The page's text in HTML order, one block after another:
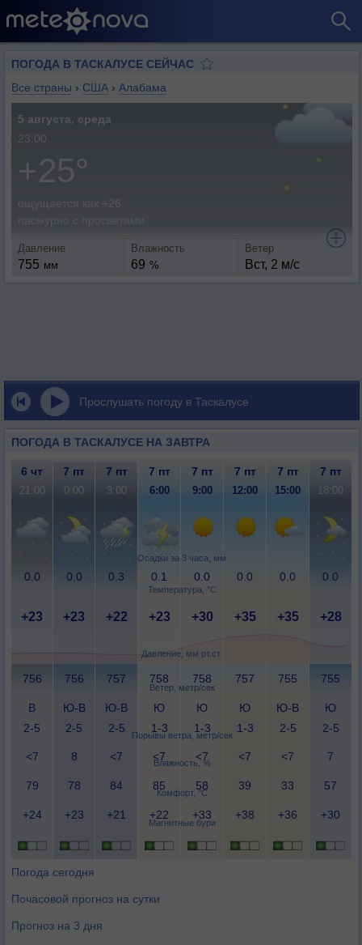
ПОГОДА В ТАСКАЛУСЕ СЕЙЧАС
Все страны › США › Алабама
5 августа, среда
23:00
+25°
Давление
755 мм
Влажность
69 %
Ветер
Вст, 2 м/с
Прослушать погоду в Таскалусе
ПОГОДА В ТАСКАЛУСЕ НА ЗАВТРА
Осадки за 3 часа, мм
Температура, °C
Давление, мм рт.ст.
Ветер, метр/сек
Порывы ветра, метр/сек
Влажность, %
Комфорт, °C
Магнитные бури
6 чт 7 пт 7 пт 7 пт 7 пт 7 пт 7 пт 7 пт
21:00 0:00 3:00 6:00 9:00 12:00 15:00 18:00
0.0 0.0 0.3 0.1 0.0 0.0 0.0 0.0
+23 +23 +22 +23 +30 +35 +35 +28
756 756 757 758 758 757 755 755
В
2-5
Ю-В
2-5
Ю-В
2-5
Ю
1-3
Ю
1-3
Ю
1-3
Ю-В
2-5
Ю
2-5
<7 8 <7 <7 <7 <7 <7 7
79 78 84 85 58 39 33 57
+24 +23 +21 +22 +33 +38 +36 +30
Погода сегодня
Почасовой прогноз на сутки
Прогноз на 3 дня